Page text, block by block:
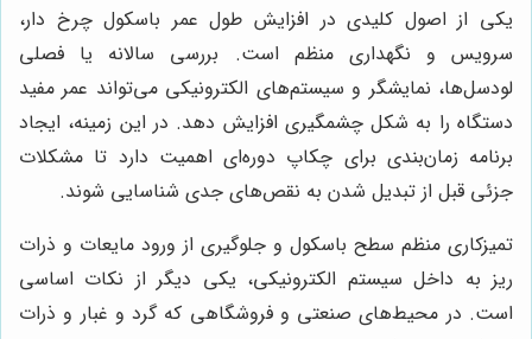
یکی از اصول کلیدی در افزایش طول عمر باسکول چرخ دار،
سرویس و نگهداری منظم است. بررسی سالانه یا فصلی
لودسل‌ها، نمایشگر و سیستم‌های الکترونیکی می‌تواند عمر مفید
دستگاه را به شکل چشمگیری افزایش دهد. در این زمینه، ایجاد
برنامه زمان‌بندی برای چکاپ دوره‌ای اهمیت دارد تا مشکلات
جزئی قبل از تبدیل شدن به نقص‌های جدی شناسایی شوند.
تمیزکاری منظم سطح باسکول و جلوگیری از ورود مایعات و ذرات
ریز به داخل سیستم الکترونیکی، یکی دیگر از نکات اساسی
است. در محیط‌های صنعتی و فروشگاهی که گرد و غبار و ذرات